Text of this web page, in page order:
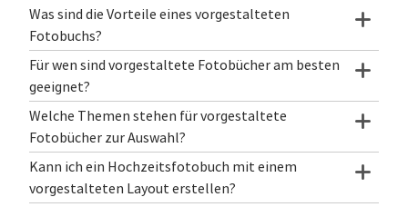
Was sind die Vorteile eines vorgestalteten
Fotobuchs?
Für wen sind vorgestaltete Fotobücher am besten
geeignet?
Welche Themen stehen für vorgestaltete
Fotobücher zur Auswahl?
Kann ich ein Hochzeitsfotobuch mit einem
vorgestalteten Layout erstellen?